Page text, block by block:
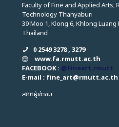
Faculty of Fine and Applied Arts,
Technology Thanyaburi
39 Moo 1, Klong 6, Khlong
Thailand
0 2549 3278 , 3279
www.fa.rmutt.ac.th
FACEBOOK : @Fineart.rmutt
E-mail : fine_art@rmutt.ac.th
สถิติผู้เข้าชม